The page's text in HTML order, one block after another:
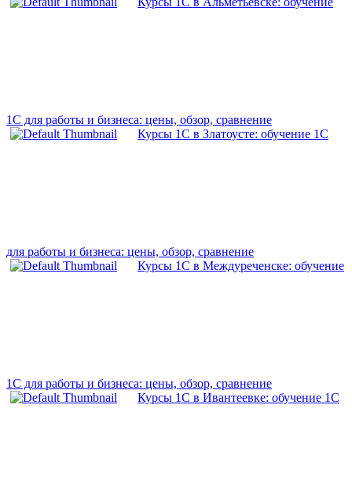
1С для работы и бизнеса: цены, обзор, сравнение
Курсы 1С в Златоусте: обучение 1С
для работы и бизнеса: цены, обзор, сравнение
Курсы 1С в Междуреченске: обучение
1С для работы и бизнеса: цены, обзор, сравнение
Курсы 1С в Ивантеевке: обучение 1С